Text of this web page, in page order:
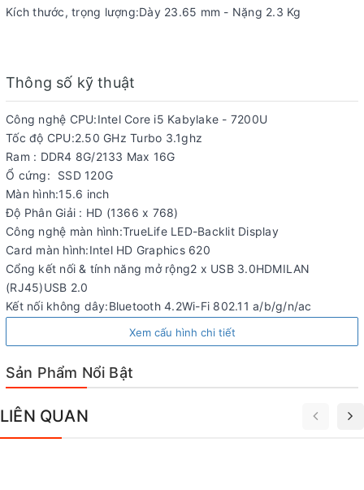
Kích thước, trọng lượng:Dày 23.65 mm - Nặng 2.3 Kg
Thông số kỹ thuật
Công nghệ CPU:Intel Core i5 Kabylake - 7200U
Tốc độ CPU:2.50 GHz Turbo 3.1ghz
Ram : DDR4 8G/2133 Max 16G
Ổ cứng:
SSD 120G
Màn hình:15.6 inch
Độ Phân Giải : HD (1366 x 768)
Công nghệ màn hình:TrueLife LED-Backlit Display
Card màn hình:Intel HD Graphics 620
Cổng kết nối & tính năng mở rộng2 x USB 3.0HDMILAN
(RJ45)USB 2.0
Kết nối không dây:Bluetooth 4.2Wi-Fi 802.11 a/b/g/n/ac
Webcam:1 MP HD webcam
Kích thước, trọng lượng:Dày 23.65 mm - Nặng 2.3 Kg
Xem cấu hình chi tiết
Sản Phẩm Nổi Bật
LIÊN QUAN